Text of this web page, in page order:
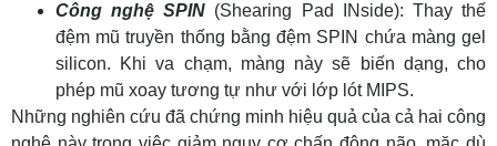
Công nghệ SPIN (Shearing Pad INside): Thay thế
đệm mũ truyền thống bằng đệm SPIN chứa màng gel
silicon. Khi va chạm, màng này sẽ biến dạng, cho
phép mũ xoay tương tự như với lớp lót MIPS.
Những nghiên cứu đã chứng minh hiệu quả của cả hai công